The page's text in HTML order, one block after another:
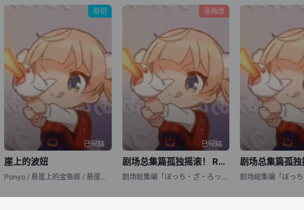
原创
已完结
崖上的波妞
Ponyo / 悬崖上的金鱼姬 / 悬崖上的金鱼公主 / 崖上の波儿
漫画改
已完结
剧场总集篇孤独摇滚！ Re:Re:
剧场総集编「ぼっち・ざ・ろっく！」 后编 / BOCCHI THE ROCK! Recap Part 2
剧场总集篇孤独